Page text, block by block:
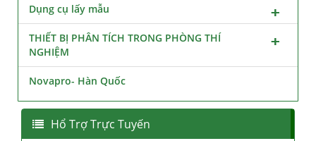
Dụng cụ lấy mẫu
THIẾT BỊ PHÂN TÍCH TRONG PHÒNG THÍ
NGHIỆM
Novapro- Hàn Quốc
Hổ Trợ Trực Tuyến